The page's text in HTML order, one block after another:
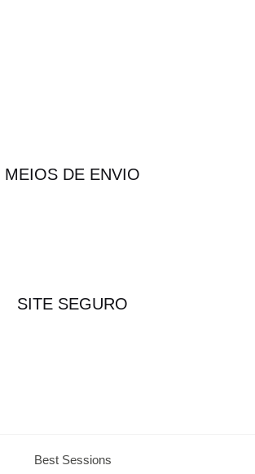
MEIOS DE ENVIO
SITE SEGURO
Best Sessions